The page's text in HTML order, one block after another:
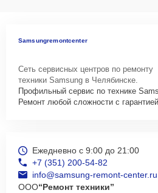
Samsungremontcenter
Сеть сервисных центров по ремонту
техники Samsung в Челябинске.
Профильный сервис по технике
Ремонт любой сложности с
Ежедневно с 9:00 до 21:00
+7 (351) 200-54-82
info@samsung-remont-center.ru
ООО“Ремонт техники”